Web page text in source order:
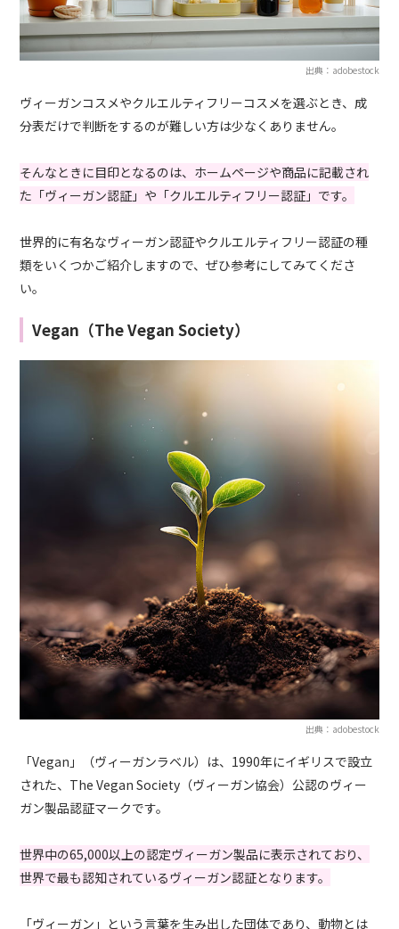
出典：adobestock
ヴィーガンコスメやクルエルティフリーコスメを選ぶとき、成
分表だけで判断をするのが難しい方は少なくありません。
そんなときに目印となるのは、ホームページや商品に記載され
た「ヴィーガン認証」や「クルエルティフリー認証」です。
世界的に有名なヴィーガン認証やクルエルティフリー認証の種
類をいくつかご紹介しますので、ぜひ参考にしてみてくださ
い。
Vegan（The Vegan Society）
出典：adobestock
「Vegan」（ヴィーガンラベル）は、1990年にイギリスで設立
された、The Vegan Society（ヴィーガン協会）公認のヴィー
ガン製品認証マークです。
世界中の65,000以上の認定ヴィーガン製品に表示されており、
世界で最も認知されているヴィーガン認証となります。
「ヴィーガン」という言葉を生み出した団体であり、動物とは